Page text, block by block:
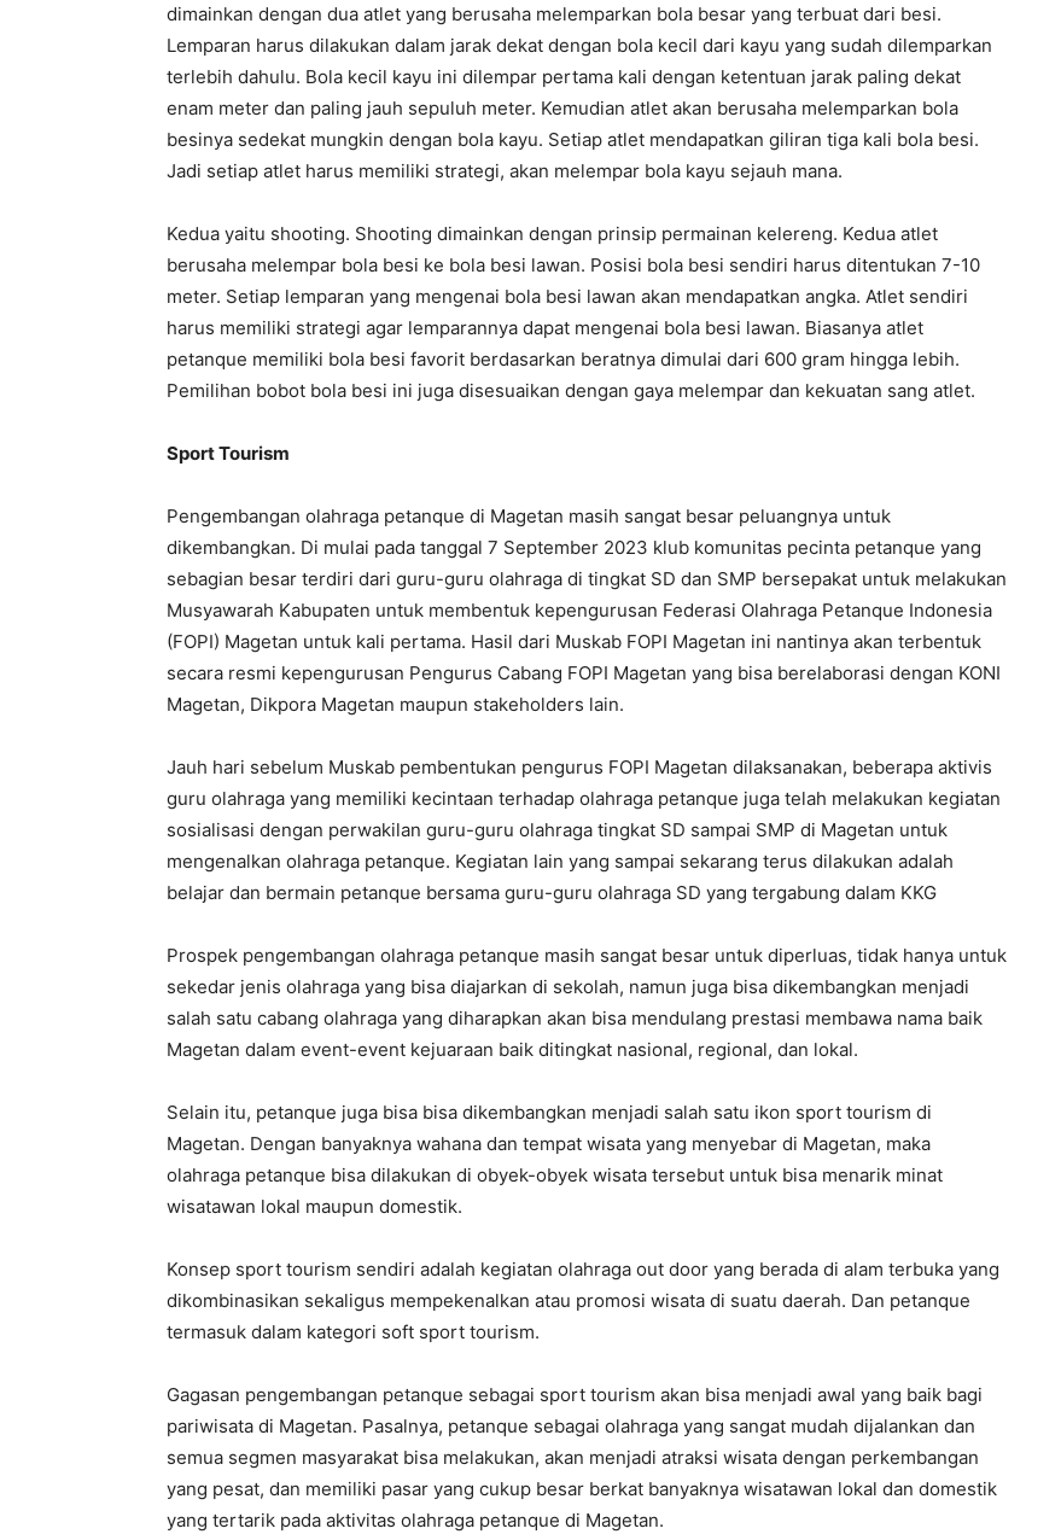
dimainkan dengan dua atlet yang berusaha melemparkan bola besar yang terbuat dari besi.
Lemparan harus dilakukan dalam jarak dekat dengan bola kecil dari kayu yang sudah dilemparkan
terlebih dahulu. Bola kecil kayu ini dilempar pertama kali dengan ketentuan jarak paling dekat
enam meter dan paling jauh sepuluh meter. Kemudian atlet akan berusaha melemparkan bola
besinya sedekat mungkin dengan bola kayu. Setiap atlet mendapatkan giliran tiga kali bola besi.
Jadi setiap atlet harus memiliki strategi, akan melempar bola kayu sejauh mana.
Kedua yaitu shooting. Shooting dimainkan dengan prinsip permainan kelereng. Kedua atlet
berusaha melempar bola besi ke bola besi lawan. Posisi bola besi sendiri harus ditentukan 7-10
meter. Setiap lemparan yang mengenai bola besi lawan akan mendapatkan angka. Atlet sendiri
harus memiliki strategi agar lemparannya dapat mengenai bola besi lawan. Biasanya atlet
petanque memiliki bola besi favorit berdasarkan beratnya dimulai dari 600 gram hingga lebih.
Pemilihan bobot bola besi ini juga disesuaikan dengan gaya melempar dan kekuatan sang atlet.
Sport Tourism
Pengembangan olahraga petanque di Magetan masih sangat besar peluangnya untuk
dikembangkan. Di mulai pada tanggal 7 September 2023 klub komunitas pecinta petanque yang
sebagian besar terdiri dari guru-guru olahraga di tingkat SD dan SMP bersepakat untuk melakukan
Musyawarah Kabupaten untuk membentuk kepengurusan Federasi Olahraga Petanque Indonesia
(FOPI) Magetan untuk kali pertama. Hasil dari Muskab FOPI Magetan ini nantinya akan terbentuk
secara resmi kepengurusan Pengurus Cabang FOPI Magetan yang bisa berelaborasi dengan KONI
Magetan, Dikpora Magetan maupun stakeholders lain.
Jauh hari sebelum Muskab pembentukan pengurus FOPI Magetan dilaksanakan, beberapa aktivis
guru olahraga yang memiliki kecintaan terhadap olahraga petanque juga telah melakukan kegiatan
sosialisasi dengan perwakilan guru-guru olahraga tingkat SD sampai SMP di Magetan untuk
mengenalkan olahraga petanque. Kegiatan lain yang sampai sekarang terus dilakukan adalah
belajar dan bermain petanque bersama guru-guru olahraga SD yang tergabung dalam KKG
Prospek pengembangan olahraga petanque masih sangat besar untuk diperluas, tidak hanya untuk
sekedar jenis olahraga yang bisa diajarkan di sekolah, namun juga bisa dikembangkan menjadi
salah satu cabang olahraga yang diharapkan akan bisa mendulang prestasi membawa nama baik
Magetan dalam event-event kejuaraan baik ditingkat nasional, regional, dan lokal.
Selain itu, petanque juga bisa bisa dikembangkan menjadi salah satu ikon sport tourism di
Magetan. Dengan banyaknya wahana dan tempat wisata yang menyebar di Magetan, maka
olahraga petanque bisa dilakukan di obyek-obyek wisata tersebut untuk bisa menarik minat
wisatawan lokal maupun domestik.
Konsep sport tourism sendiri adalah kegiatan olahraga out door yang berada di alam terbuka yang
dikombinasikan sekaligus mempekenalkan atau promosi wisata di suatu daerah. Dan petanque
termasuk dalam kategori soft sport tourism.
Gagasan pengembangan petanque sebagai sport tourism akan bisa menjadi awal yang baik bagi
pariwisata di Magetan. Pasalnya, petanque sebagai olahraga yang sangat mudah dijalankan dan
semua segmen masyarakat bisa melakukan, akan menjadi atraksi wisata dengan perkembangan
yang pesat, dan memiliki pasar yang cukup besar berkat banyaknya wisatawan lokal dan domestik
yang tertarik pada aktivitas olahraga petanque di Magetan.